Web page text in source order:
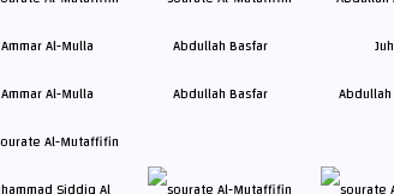
Ammar Al-Mulla Abdullah Basfar